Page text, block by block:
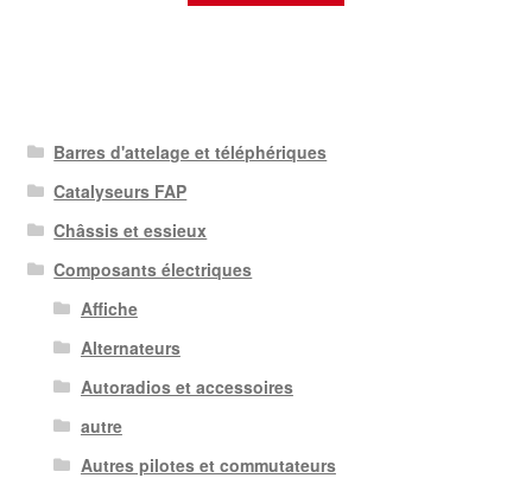
Barres d'attelage et téléphériques
Catalyseurs FAP
Châssis et essieux
Composants électriques
Affiche
Alternateurs
Autoradios et accessoires
autre
Autres pilotes et commutateurs